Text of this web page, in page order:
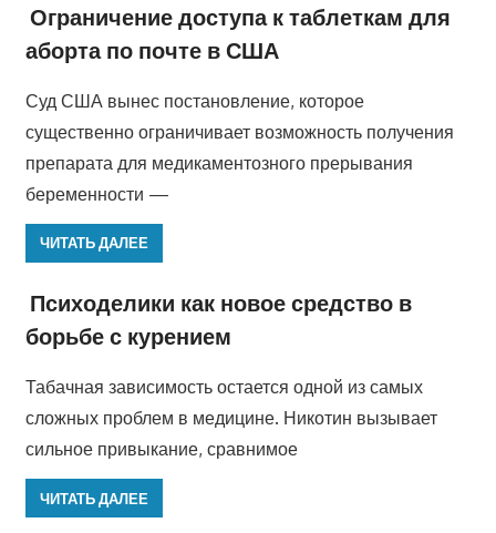
Ограничение доступа к таблеткам для
аборта по почте в США
Суд США вынес постановление, которое
существенно ограничивает возможность получения
препарата для медикаментозного прерывания
беременности —
ЧИТАТЬ ДАЛЕЕ
Психоделики как новое средство в
борьбе с курением
Табачная зависимость остается одной из самых
сложных проблем в медицине. Никотин вызывает
сильное привыкание, сравнимое
ЧИТАТЬ ДАЛЕЕ